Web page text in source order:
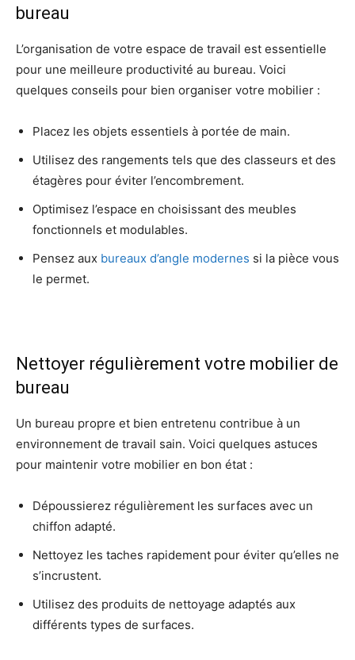
bureau
L’organisation de votre espace de travail est essentielle
pour une meilleure productivité au bureau. Voici
quelques conseils pour bien organiser votre mobilier :
Placez les objets essentiels à portée de main.
Utilisez des rangements tels que des classeurs et des
étagères pour éviter l’encombrement.
Optimisez l’espace en choisissant des meubles
fonctionnels et modulables.
Pensez aux bureaux d’angle modernes si la pièce vous
le permet.
Nettoyer régulièrement votre mobilier de
bureau
Un bureau propre et bien entretenu contribue à un
environnement de travail sain. Voici quelques astuces
pour maintenir votre mobilier en bon état :
Dépoussierez régulièrement les surfaces avec un
chiffon adapté.
Nettoyez les taches rapidement pour éviter qu’elles ne
s’incrustent.
Utilisez des produits de nettoyage adaptés aux
différents types de surfaces.